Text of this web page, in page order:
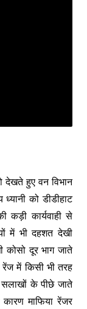
देखते हुए वन विभान
को डीडीहाट
कड़ी कार्यवाही से
में भी दहशत देखी
कोसो दूर भाग जाते
रेंज में किसी भी तरह
के पीछे जाते
माफिया रेंजर